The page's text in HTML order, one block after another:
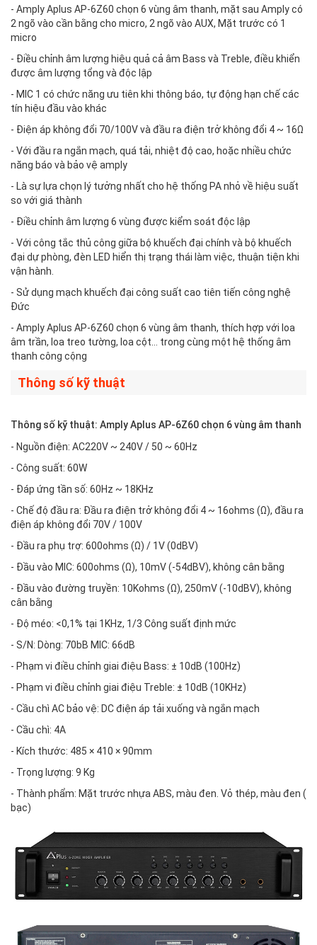
- Amply Aplus AP-6Z60 chọn 6 vùng âm thanh, mặt sau Amply có
2 ngõ vào cần bằng cho micro, 2 ngõ vào AUX, Mặt trước có 1
micro
- Điều chỉnh âm lượng hiệu quả cả âm Bass và Treble, điều khiển
được âm lượng tổng và độc lập
- MIC 1 có chức năng ưu tiên khi thông báo, tự động hạn chế các
tín hiệu đầu vào khác
- Điện áp không đổi 70/100V và đầu ra điện trở không đổi 4 ~ 16Ω
- Với đầu ra ngắn mạch, quá tải, nhiệt độ cao, hoặc nhiều chức
năng báo và bảo vệ amply
- Là sự lựa chọn lý tưởng nhất cho hệ thống PA nhỏ về hiệu suất
so với giá thành
- Điều chỉnh âm lượng 6 vùng được kiểm soát độc lập
- Với công tắc thủ công giữa bộ khuếch đại chính và bộ khuếch
đại dự phòng, đèn LED hiển thị trạng thái làm việc, thuận tiện khi
vận hành.
- Sử dụng mạch khuếch đại công suất cao tiên tiến công nghệ
Đức
- Amply Aplus AP-6Z60 chọn 6 vùng âm thanh, thích hợp với loa
âm trần, loa treo tường, loa cột… trong cùng một hệ thống âm
thanh công cộng
Thông số kỹ thuật
Thông số kỹ thuật: Amply Aplus AP-6Z60 chọn 6 vùng âm thanh
- Nguồn điện: AC220V ~ 240V / 50 ~ 60Hz
- Công suất: 60W
- Đáp ứng tần số: 60Hz ~ 18KHz
- Chế độ đầu ra: Đầu ra điện trở không đổi 4 ~ 16ohms (Ω), đầu ra
điện áp không đổi 70V / 100V
- Đầu ra phụ trợ: 600ohms (Ω) / 1V (0dBV)
- Đầu vào MIC: 600ohms (Ω), 10mV (-54dBV), không cân bằng
- Đầu vào đường truyền: 10Kohms (Ω), 250mV (-10dBV), không
cân bằng
- Độ méo: <0,1% tại 1KHz, 1/3 Công suất định mức
- S/N: Dòng: 70bB MIC: 66dB
- Phạm vi điều chỉnh giai điệu Bass: ± 10dB (100Hz)
- Phạm vi điều chỉnh giai điệu Treble: ± 10dB (10KHz)
- Cầu chì AC bảo vệ: DC điện áp tải xuống và ngắn mạch
- Cầu chì: 4A
- Kích thước: 485 × 410 × 90mm
- Trọng lượng: 9 Kg
- Thành phẩm: Mặt trước nhựa ABS, màu đen. Vỏ thép, màu đen (
bạc)